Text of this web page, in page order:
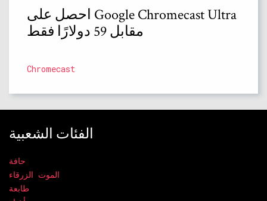
احصل على Google Chromecast Ultra
مقابل 59 دولارًا فقط
Chromecast
الفئات الشعبية
حافة
الموت الزرقاء
طابعة